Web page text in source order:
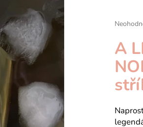
produktu
je
0,0
z
A
Doporučujeme